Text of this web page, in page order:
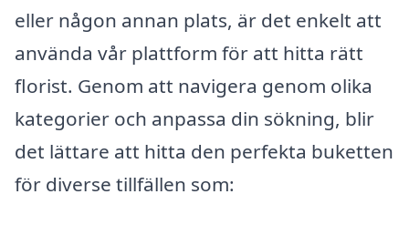
eller någon annan plats, är det enkelt att
använda vår plattform för att hitta rätt
florist. Genom att navigera genom olika
kategorier och anpassa din sökning, blir
det lättare att hitta den perfekta buketten
för diverse tillfällen som: